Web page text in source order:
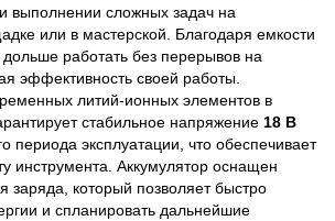
выполнении сложных задач на
или в мастерской. Благодаря емкости
дольше работать без перерывов на
эффективность своей работы.
литий-ионных элементов в
стабильное напряжение 18 В
периода эксплуатации, что обеспечивает
инструмента. Аккумулятор оснащен
заряда, который позволяет быстро
и спланировать дальнейшие